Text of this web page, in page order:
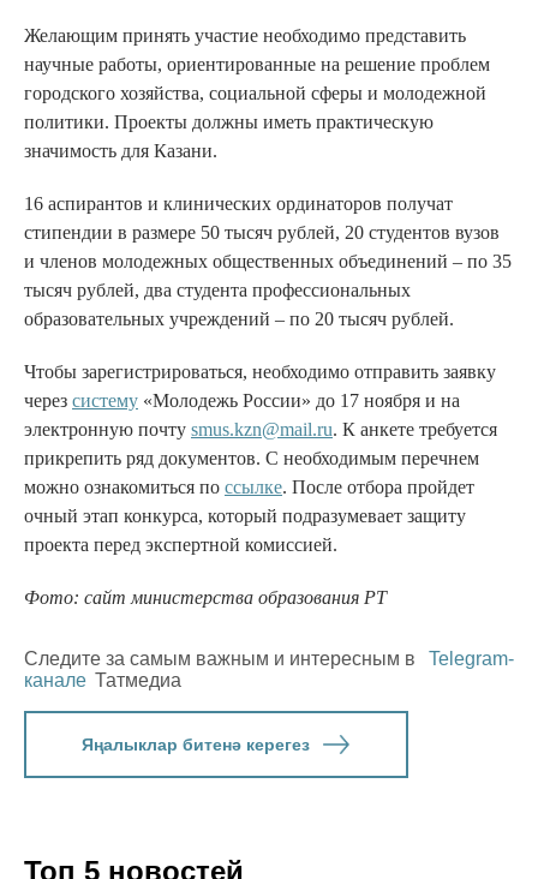
Желающим принять участие необходимо представить
научные работы, ориентированные на решение проблем
городского хозяйства, социальной сферы и молодежной
политики. Проекты должны иметь практическую
значимость для Казани.
16 аспирантов и клинических ординаторов получат
стипендии в размере 50 тысяч рублей, 20 студентов вузов
и членов молодежных общественных объединений – по 35
тысяч рублей, два студента профессиональных
образовательных учреждений – по 20 тысяч рублей.
Чтобы зарегистрироваться, необходимо отправить заявку
через систему «Молодежь России» до 17 ноября и на
электронную почту smus.kzn@mail.ru. К анкете требуется
прикрепить ряд документов. С необходимым перечнем
можно ознакомиться по ссылке. После отбора пройдет
очный этап конкурса, который подразумевает защиту
проекта перед экспертной комиссией.
Фото: сайт министерства образования РТ
Следите за самым важным и интересным в
Telegram-
канале Татмедиа
Яңалыклар битенә керегез
Топ 5 новостей